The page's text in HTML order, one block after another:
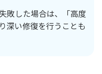
敗した場合は、「高度
深い修復を行うことも